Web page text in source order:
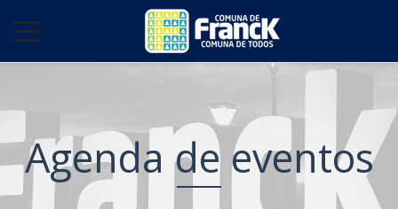
Agenda de eventos